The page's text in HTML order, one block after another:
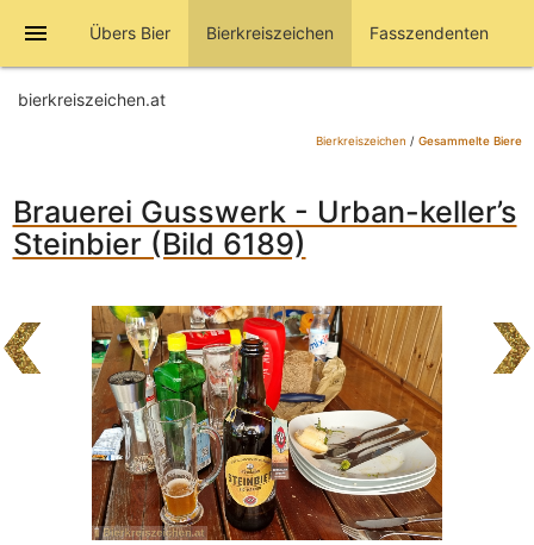
menu Übers Bier Bierkreiszeichen Fasszendenten
bierkreiszeichen.at
Bierkreiszeichen / Gesammelte Biere
Brauerei Gusswerk - Urban-keller’s
Steinbier (Bild 6189)